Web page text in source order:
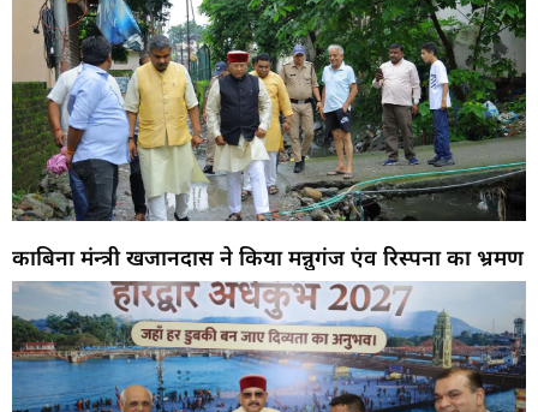
काबिना मंन्त्री खजानदास ने किया मन्नुगंज एंव रिस्पना का भ्रमण